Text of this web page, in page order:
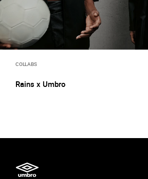
COLLABS
Rains x Umbro